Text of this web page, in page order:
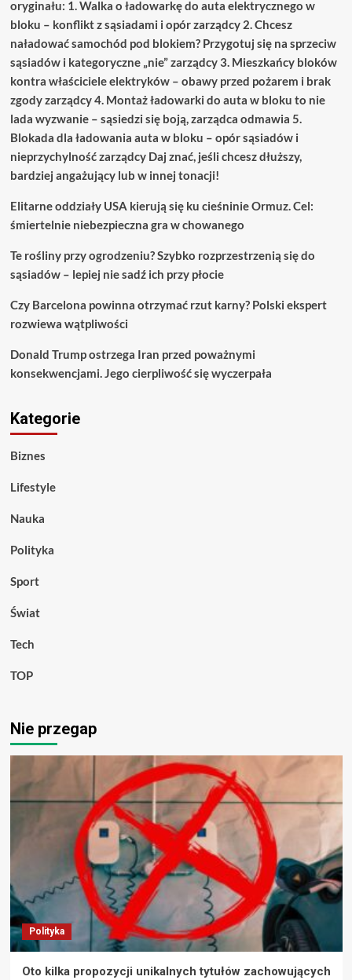
oryginału: 1. Walka o ładowarkę do auta elektrycznego w
bloku – konflikt z sąsiadami i opór zarządcy 2. Chcesz
naładować samochód pod blokiem? Przygotuj się na sprzeciw
sąsiadów i kategoryczne „nie” zarządcy 3. Mieszkańcy bloków
kontra właściciele elektryków – obawy przed pożarem i brak
zgody zarządcy 4. Montaż ładowarki do auta w bloku to nie
lada wyzwanie – sąsiedzi się boją, zarządca odmawia 5.
Blokada dla ładowania auta w bloku – opór sąsiadów i
nieprzychylność zarządcy Daj znać, jeśli chcesz dłuższy,
bardziej angażujący lub w innej tonacji!
Elitarne oddziały USA kierują się ku cieśninie Ormuz. Cel:
śmiertelnie niebezpieczna gra w chowanego
Te rośliny przy ogrodzeniu? Szybko rozprzestrzenią się do
sąsiadów – lepiej nie sadź ich przy płocie
Czy Barcelona powinna otrzymać rzut karny? Polski ekspert
rozwiewa wątpliwości
Donald Trump ostrzega Iran przed poważnymi
konsekwencjami. Jego cierpliwość się wyczerpała
Kategorie
Biznes
Lifestyle
Nauka
Polityka
Sport
Świat
Tech
TOP
Nie przegap
Polityka
Oto kilka propozycji unikalnych tytułów zachowujących